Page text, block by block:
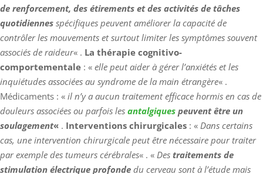
de renforcement, des étirements et des activités de tâches
quotidiennes spécifiques peuvent améliorer la capacité de
contrôler les mouvements et surtout limiter les symptômes souvent
associés de raideur« . La thérapie cognitivo-
comportementale : « elle peut aider à gérer l’anxiétés et les
inquiétudes associées au syndrome de la main étrangère« .
Médicaments : « il n’y a aucun traitement efficace hormis en cas de
douleurs associées ou parfois les antalgiques peuvent être un
soulagement« . Interventions chirurgicales : « Dans certains
cas, une intervention chirurgicale peut être nécessaire pour traiter
par exemple des tumeurs cérébrales« . « Des traitements de
stimulation électrique profonde du cerveau sont à l’étude mais